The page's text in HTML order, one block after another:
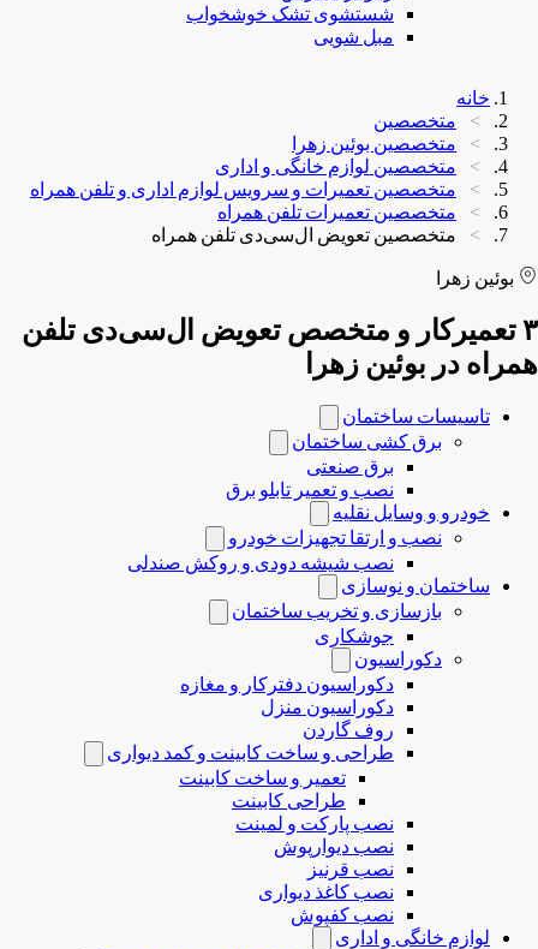
شستشوی تشک خوشخواب
مبل شویی
خانه
متخصصین
متخصصین بوئین زهرا
متخصصین لوازم خانگی و اداری
متخصصین تعمیرات و سرویس لوازم اداری و تلفن همراه
متخصصین تعمیرات تلفن همراه
متخصصین تعویض ال‌سی‌دی تلفن همراه
بوئین زهرا
۳ تعمیرکار و متخصص تعویض ال‌سی‌دی تلفن
همراه در بوئین زهرا
تاسیسات ساختمان
برق کشی ساختمان
برق صنعتی
نصب و تعمیر تابلو برق
خودرو و وسایل نقلیه
نصب و ارتقا تجهیزات خودرو
نصب شیشه دودی و روکش صندلی
ساختمان و نوسازی
بازسازی و تخریب ساختمان
جوشکاری
دکوراسیون
دکوراسیون دفترکار و مغازه
دکوراسیون منزل
روف گاردن
طراحی و ساخت کابینت و کمد دیواری
تعمیر و ساخت کابینت
طراحی کابینت
نصب پارکت و لمینت
نصب دیوارپوش
نصب قرنیز
نصب کاغذ دیواری
نصب کفپوش
لوازم خانگی و اداری